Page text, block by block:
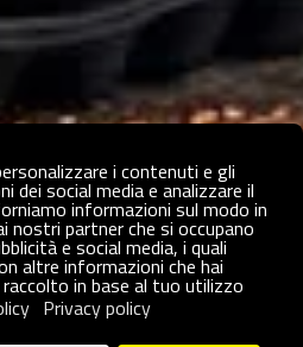
i contenuti e gli
dei social media e analizzare il
informazioni sul modo in
partner che si occupano
e social media, i quali
altre informazioni che hai
in base al tuo utilizzo
Privacy policy